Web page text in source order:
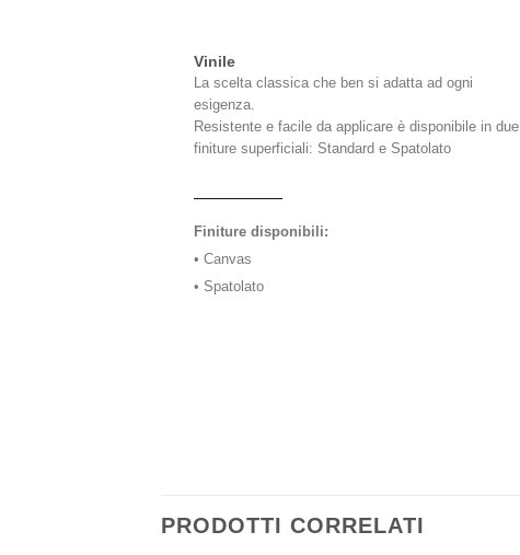
Vinile
La scelta classica che ben si adatta ad ogni
esigenza.
Resistente e facile da applicare è disponibile in due
finiture superficiali: Standard e Spatolato
Finiture disponibili:
• Canvas
• Spatolato
PRODOTTI CORRELATI